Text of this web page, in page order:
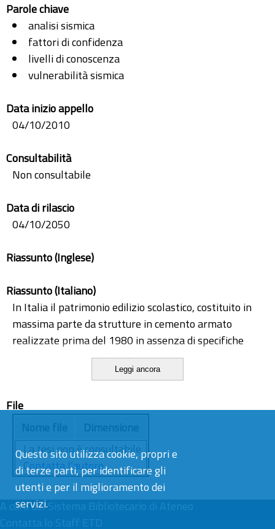
Questo sito utilizza cookie, propri e
di terze parti, per identificare gli
utenti e per il miglioramento dei
servizi.
Parole chiave
analisi sismica
fattori di confidenza
livelli di conoscenza
vulnerabilità sismica
Data inizio appello
04/10/2010
Consultabilità
Non consultabile
Data di rilascio
04/10/2050
Riassunto (Inglese)
Riassunto (Italiano)
In Italia il patrimonio edilizio scolastico, costituito in
massima parte da strutture in cemento armato
realizzate prima del 1980 in assenza di specifiche
normative antisismiche, è stato generalmente
progettato senza tener conto delle azioni orizzontali
quanto molte zone d’Italia sono state considerate
territorio italiano è caratterizzato da un’elevata
pericolosità sismica, ragione per cui lo studio del
comportamento sotto sisma degli edifici esistenti
costituisce un problema di grande importanza sociale
ed economica e rappresenta quindi uno dei temi più
attuali dell’ingegneria strutturale.
Leggi ancora
File
La tesi non è consultabile.
Contatta l’autore
A cura delSistema Bibliotecario di Ateneo
Contatta lo Staff ETD